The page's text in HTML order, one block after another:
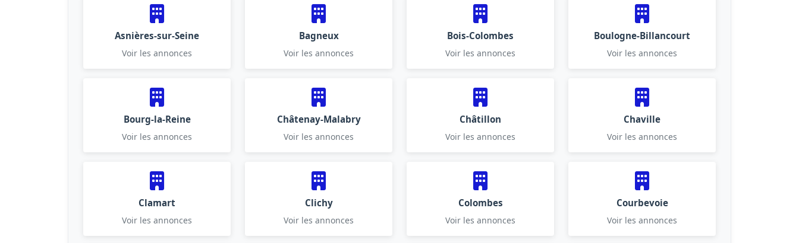
Asnières-sur-Seine
Voir les annonces
Bagneux
Voir les annonces
Bois-Colombes
Voir les annonces
Boulogne-Billancourt
Voir les annonces
Bourg-la-Reine
Voir les annonces
Châtenay-Malabry
Voir les annonces
Châtillon
Voir les annonces
Chaville
Voir les annonces
Clamart
Voir les annonces
Clichy
Voir les annonces
Colombes
Voir les annonces
Courbevoie
Voir les annonces